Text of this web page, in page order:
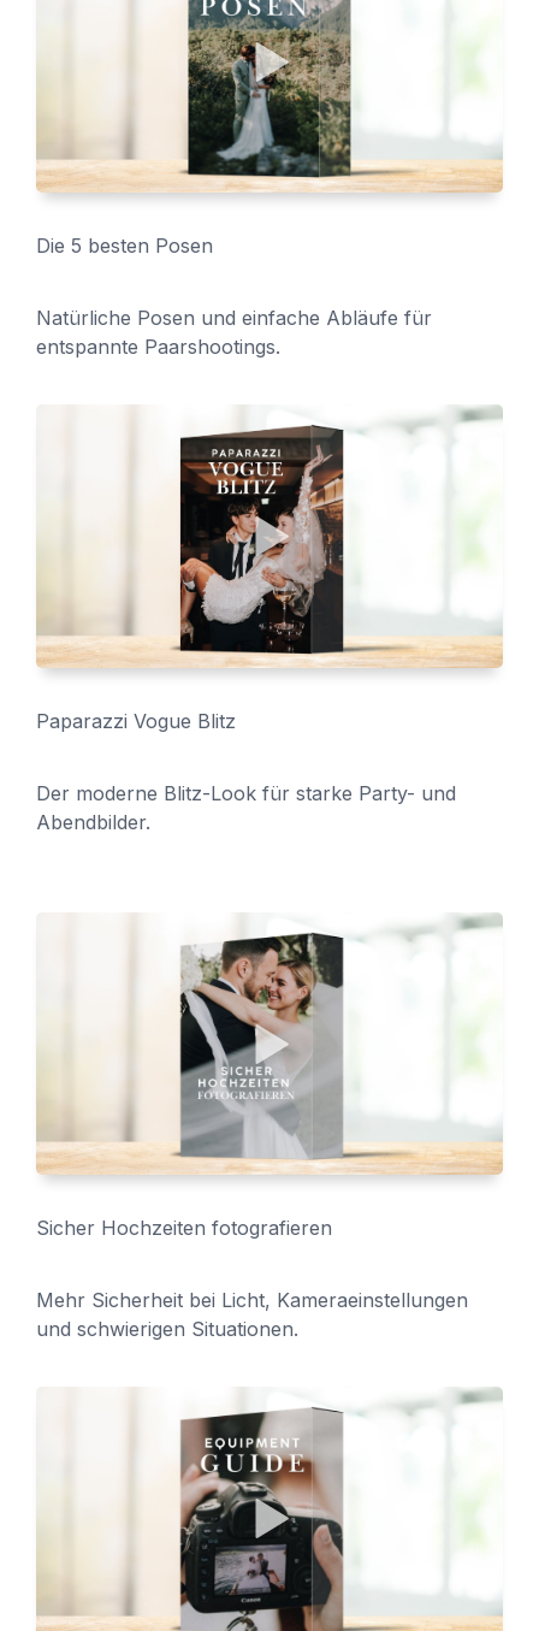
Die 5 besten Posen
Natürliche Posen und einfache Abläufe für
entspannte Paarshootings.
Paparazzi Vogue Blitz
Der moderne Blitz-Look für starke Party- und
Abendbilder.
Sicher Hochzeiten fotografieren
Mehr Sicherheit bei Licht, Kameraeinstellungen
und schwierigen Situationen.